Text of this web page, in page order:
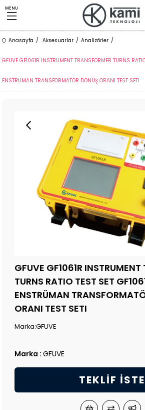
MENU
Anasayfa Aksesuarlar Analizörler
GFUVE GF1061R INSTRUMENT TRANSFORMER TURNS
ENSTRÜMAN TRANSFORMATÖR DÖNÜŞ ORANI TEST SETI
GFUVE GF1061R INSTRUMENT
TURNS RATIO TEST SET
ENSTRÜMAN
ORANI TEST SETI
Marka:GFUVE
Marka : GFUVE
TEKLIF İSTE